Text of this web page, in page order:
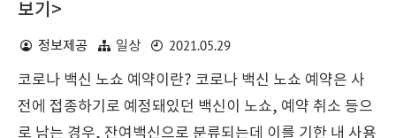
보기>
정보제공 일상
2021.05.29
코로나 백신 노쇼 예약이란? 코로나 백신 노쇼 예약은 사
전에 접종하기로 예정돼있던 백신이 노쇼, 예약 취소 등으
로 남는 경우, 잔여백신으로 분류되는데 이를 기한 내 사용